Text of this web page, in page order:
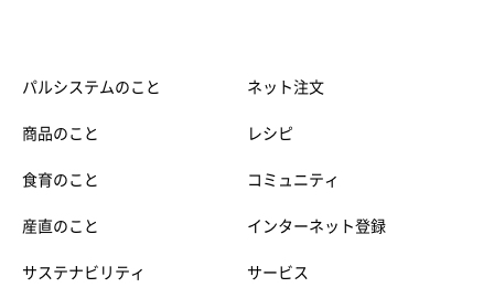
パルシステムのこと
商品のこと
食育のこと
産直のこと
サステナビリティ
ネット注文
レシピ
コミュニティ
インターネット登録
サービス